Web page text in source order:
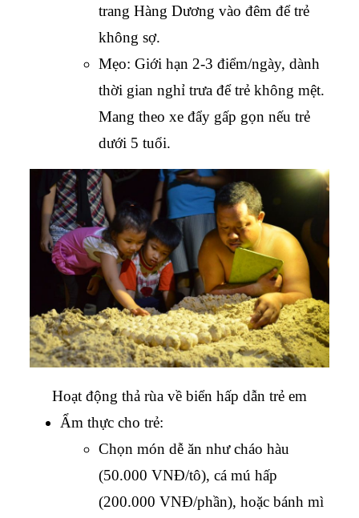
trang Hàng Dương vào đêm để trẻ
không sợ.
Mẹo: Giới hạn 2-3 điểm/ngày, dành
thời gian nghỉ trưa để trẻ không mệt.
Mang theo xe đẩy gấp gọn nếu trẻ
dưới 5 tuổi.
Hoạt động thả rùa về biển hấp dẫn trẻ em
Ẩm thực cho trẻ:
Chọn món dễ ăn như cháo hàu
(50.000 VNĐ/tô), cá mú hấp
(200.000 VNĐ/phần), hoặc bánh mì